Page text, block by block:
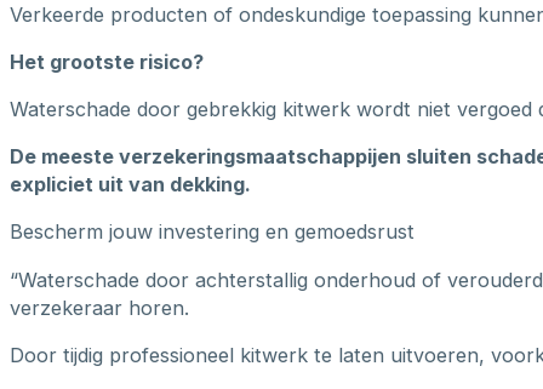
Verkeerde producten of ondeskundige toepassing
Het grootste risico?
Waterschade door gebrekkig kitwerk wordt niet
De meeste verzekeringsmaatschappijen sluiten
expliciet uit van dekking.
Bescherm jouw investering en gemoedsrust
“Waterschade door achterstallig onderhoud of
verzekeraar horen.
Door tijdig professioneel kitwerk te laten uitvoeren,